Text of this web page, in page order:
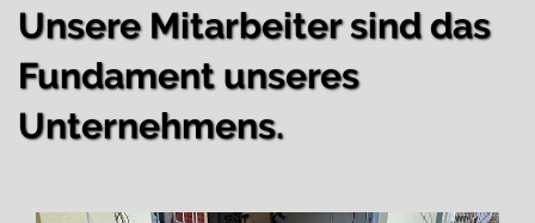
Unsere Mitarbeiter sind das
Fundament unseres
Unternehmens.